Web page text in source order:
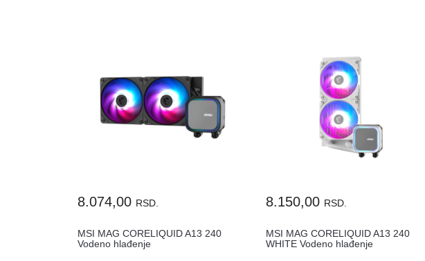
8.074,00 RSD.
MSI MAG CORELIQUID A13 240
Vodeno hlađenje
8.150,00 RSD.
MSI MAG CORELIQUID A13 240
WHITE Vodeno hlađenje